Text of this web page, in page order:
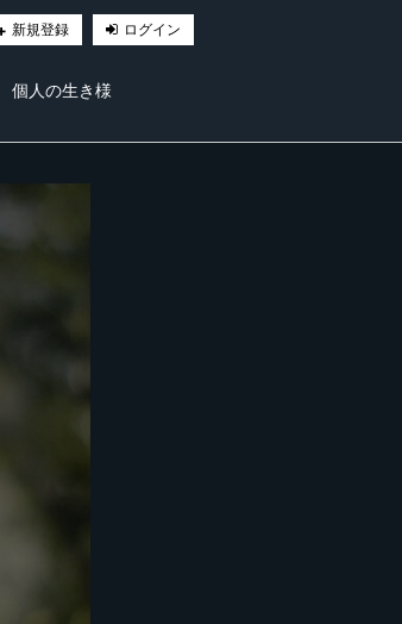
新規登録 ログイン
個人の生き様